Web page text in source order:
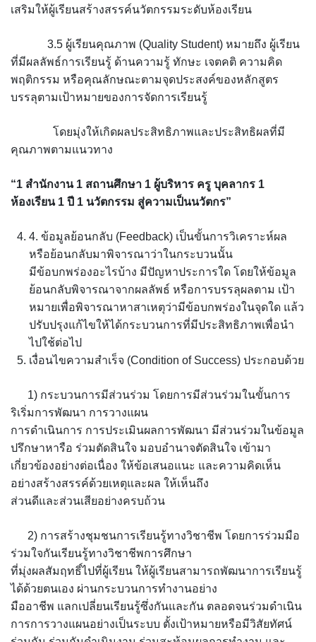
เสริมให้ผู้เรียนสร้างสรรค์นวัตกรรมระดับห้องเรียน
3.5 ผู้เรียนคุณภาพ (Quality Student) หมายถึง ผู้เรียน
ที่มีผลลัพธ์การเรียนรู้ ด้านความรู้ ทักษะ เจตคติ ความคิด
พฤติกรรม หรือคุณลักษณะตามจุดประสงค์ของหลักสูตร
บรรลุตามเป้าหมายของการจัดการเรียนรู้
โดยมุ่งให้เกิดผลประสิทธิภาพและประสิทธิผลที่มี
คุณภาพตามแนวทาง
“1 สำนักงาน 1 สถานศึกษา 1 ผู้บริหาร ครู บุคลากร 1
ห้องเรียน 1 ปี 1 นวัตกรรม สู่ความเป็นนวัตกร”
4. ข้อมูลย้อนกลับ (Feedback) เป็นขั้นการวิเคราะห์ผล
หรือย้อนกลับมาพิจารณาว่าในกระบวนนั้น
มีข้อบกพร่องอะไรบ้าง มีปัญหาประการใด โดยให้ข้อมูล
ย้อนกลับพิจารณาจากผลลัพธ์ หรือการบรรลุผลตาม เป้า
หมายเพื่อพิจารณาหาสาเหตุว่ามีข้อบกพร่องในจุดใด แล้ว
ปรับปรุงแก้ไขให้ได้กระบวนการที่มีประสิทธิภาพเพื่อนำ
ไปใช้ต่อไป
เงื่อนไขความสำเร็จ (Condition of Success) ประกอบด้วย
1) กระบวนการมีส่วนร่วม โดยการมีส่วนร่วมในขั้นการ
ริเริ่มการพัฒนา การวางแผน
การดำเนินการ การประเมินผลการพัฒนา มีส่วนร่วมในข้อมูล
ปรึกษาหารือ ร่วมตัดสินใจ มอบอำนาจตัดสินใจ เข้ามา
เกี่ยวข้องอย่างต่อเนื่อง ให้ข้อเสนอแนะ และความคิดเห็น
อย่างสร้างสรรค์ด้วยเหตุและผล ให้เห็นถึง
ส่วนดีและส่วนเสียอย่างครบถ้วน
2) การสร้างชุมชนการเรียนรู้ทางวิชาชีพ โดยการร่วมมือ
ร่วมใจกันเรียนรู้ทางวิชาชีพการศึกษา
ที่มุ่งผลสัมฤทธิ์ไปที่ผู้เรียน ให้ผู้เรียนสามารถพัฒนาการเรียนรู้
ได้ด้วยตนเอง ผ่านกระบวนการทำงานอย่าง
มืออาชีพ แลกเปลี่ยนเรียนรู้ซึ่งกันและกัน ตลอดจนร่วมดำเนิน
การการวางแผนอย่างเป็นระบบ ตั้งเป้าหมายหรือมีวิสัยทัศน์